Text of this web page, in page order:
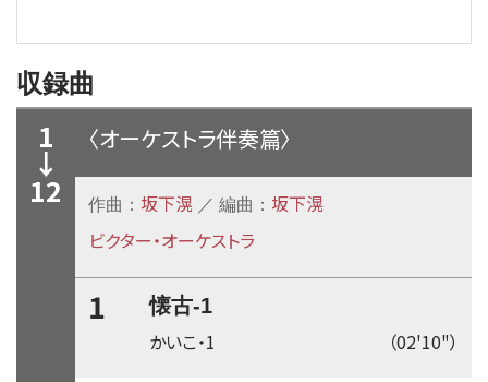
収録曲
1
↓
12
〈オーケストラ伴奏篇〉
作曲： 坂下滉 ／ 編曲： 坂下滉
ビクター・オーケストラ
1 懐古-1
（02'10"）
かいこ・1